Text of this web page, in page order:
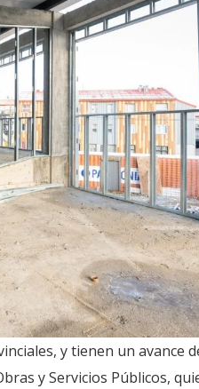
y tienen un avance
y Servicios Públicos,